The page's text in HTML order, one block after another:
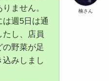
楠さん
ません。
週5日は通
たし、店員
の野菜が足
込みしまし